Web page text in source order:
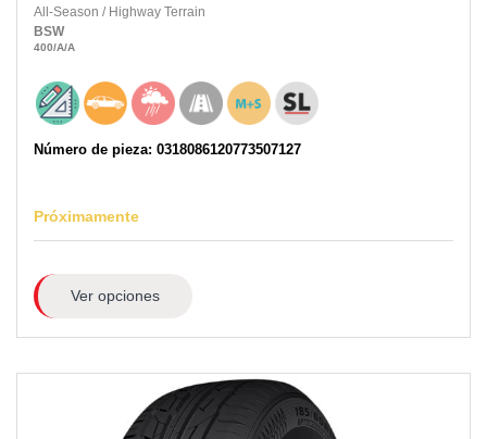
All-Season / Highway Terrain
BSW
400/A/A
Número de pieza: 0318086120773507127
Próximamente
Ver opciones